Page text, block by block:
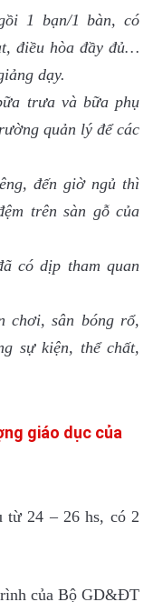
1 bạn/1 bàn, có
điều hòa đầy đủ…
dạy.
trưa và bữa phụ
quản lý để các
đến giờ ngủ thì
trên sàn gỗ của
có dịp tham quan
chơi, sân bóng rổ,
sự kiện, thể chất,
giáo dục của
từ 24 – 26 hs, có 2
của Bộ GD&ĐT